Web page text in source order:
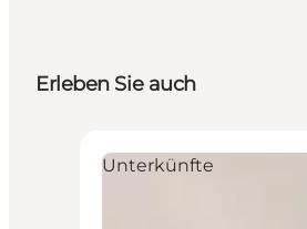
Erleben Sie auch
Unterkünfte